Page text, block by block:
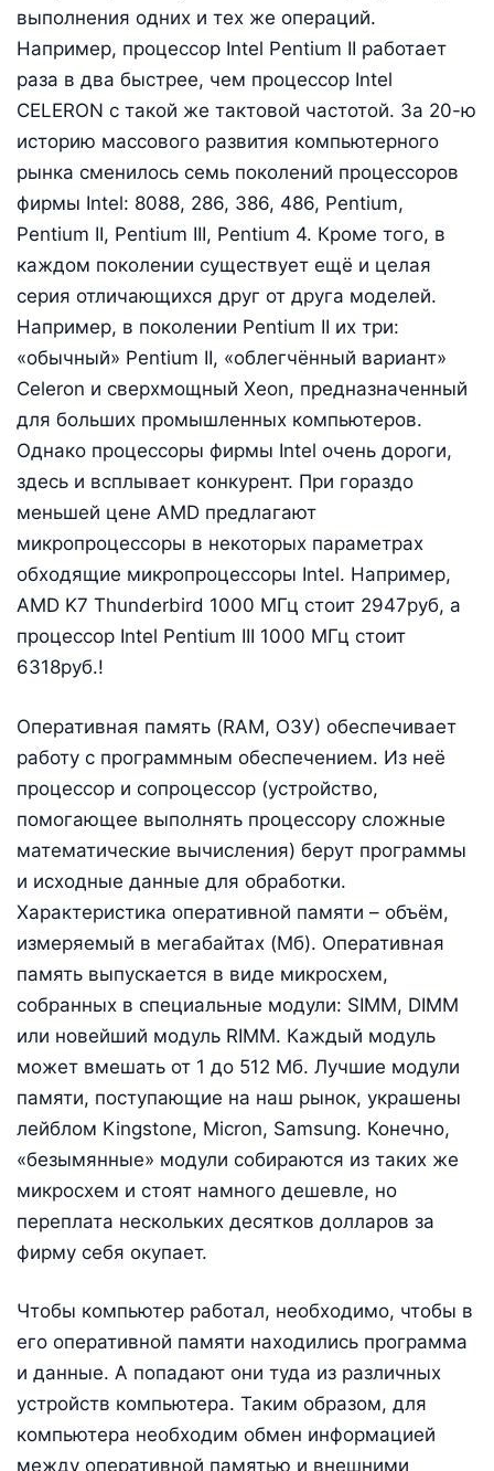
выполнения одних и тех же операций.
Например, процессор Intel Pentium II работает
раза в два быстрее, чем процессор Intel
CELERON с такой же тактовой частотой. За 20-ю
историю массового развития компьютерного
рынка сменилось семь поколений процессоров
фирмы Intel: 8088, 286, 386, 486, Pentium,
Pentium II, Pentium III, Pentium 4. Кроме того, в
каждом поколении существует ещё и целая
серия отличающихся друг от друга моделей.
Например, в поколении Pentium II их три:
«обычный» Pentium II, «облегчённый вариант»
Celeron и сверхмощный Xeon, предназначенный
для больших промышленных компьютеров.
Однако процессоры фирмы Intel очень дороги,
здесь и всплывает конкурент. При гораздо
меньшей цене AMD предлагают
микропроцессоры в некоторых параметрах
обходящие микропроцессоры Intel. Например,
AMD K7 Thunderbird 1000 МГц стоит 2947руб, а
процессор Intel Pentium III 1000 МГц стоит
6318руб.!
Оперативная память (RAM, ОЗУ) обеспечивает
работу с программным обеспечением. Из неё
процессор и сопроцессор (устройство,
помогающее выполнять процессору сложные
математические вычисления) берут программы
и исходные данные для обработки.
Характеристика оперативной памяти – объём,
измеряемый в мегабайтах (Мб). Оперативная
память выпускается в виде микросхем,
собранных в специальные модули: SIMM, DIMM
или новейший модуль RIMM. Каждый модуль
может вмешать от 1 до 512 Мб. Лучшие модули
памяти, поступающие на наш рынок, украшены
лейблом Kingstone, Micron, Samsung. Конечно,
«безымянные» модули собираются из таких же
микросхем и стоят намного дешевле, но
переплата нескольких десятков долларов за
фирму себя окупает.
Чтобы компьютер работал, необходимо, чтобы в
его оперативной памяти находились программа
и данные. А попадают они туда из различных
устройств компьютера. Таким образом, для
компьютера необходим обмен информацией
между оперативной памятью и внешними